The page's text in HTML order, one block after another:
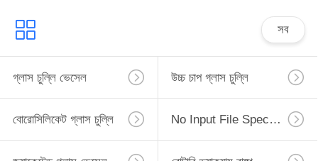
সব
গ্লাস চুল্লি ভেসেল উচ্চ চাপ গ্লাস চুল্লি
বোরোসিলিকেট গ্লাস চুল্লি No Input File Specified.